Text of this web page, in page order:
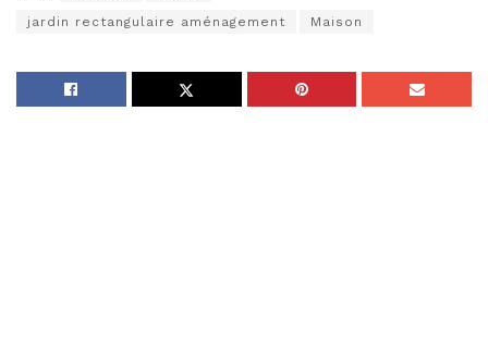
jardin rectangulaire aménagement Maison